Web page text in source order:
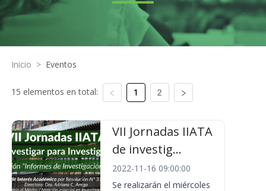
Inicio > Eventos
15 elementos en total: 1 2
VII Jornadas IIATA
de investig...
2022-11-16 09:00:00
Se realizarán el miércoles